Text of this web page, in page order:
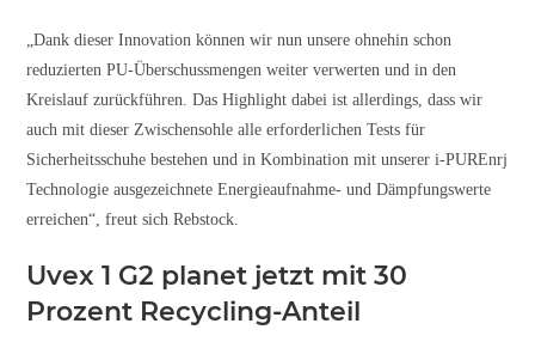
„Dank dieser Innovation können wir nun unsere ohnehin schon
reduzierten PU-Überschussmengen weiter verwerten und in den
Kreislauf zurückführen. Das Highlight dabei ist allerdings, dass wir
auch mit dieser Zwischensohle alle erforderlichen Tests für
Sicherheitsschuhe bestehen und in Kombination mit unserer i-PUREnrj
Technologie ausgezeichnete Energieaufnahme- und Dämpfungswerte
erreichen“, freut sich Rebstock.
Uvex 1 G2 planet jetzt mit 30
Prozent Recycling-Anteil